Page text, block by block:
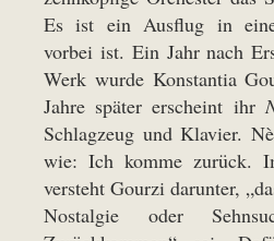
Es ist ein Ausflug in
vorbei ist. Ein Jahr nach
Werk wurde Konstantia
Jahre später erscheint ihr
Schlagzeug und Klavier.
wie: Ich komme zurück.
versteht Gourzi darunter,
Nostalgie oder